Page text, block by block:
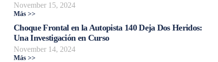
November 15, 2024
Más >>
Choque Frontal en la Autopista 140 Deja Dos Heridos:
Una Investigación en Curso
November 14, 2024
Más >>